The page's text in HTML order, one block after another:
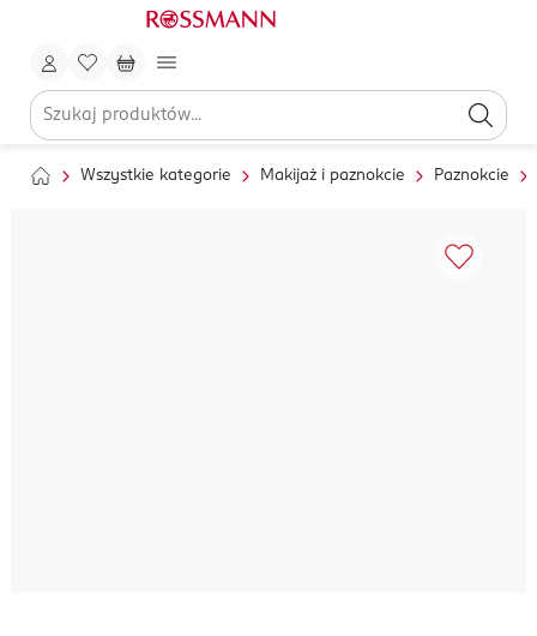
Wszystkie kategorie Makijaż i paznokcie Paznokcie